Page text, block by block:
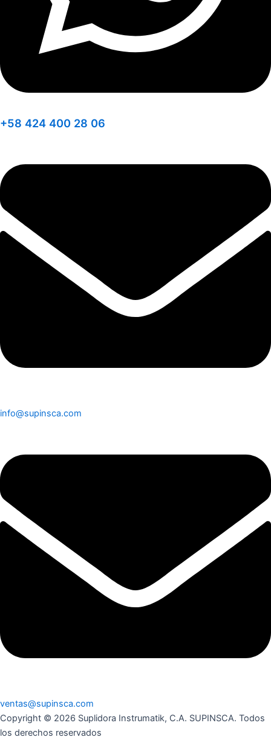
+58 424 400 28 06
info@supinsca.com
ventas@supinsca.com
Copyright © 2026 Suplidora Instrumatik, C.A. SUPINSCA. Todos
los derechos reservados